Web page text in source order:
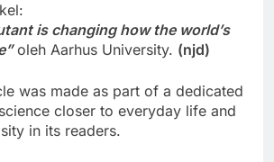
is changing how the world’s
oleh Aarhus University. (njd)
was made as part of a dedicated
closer to everyday life and
in its readers.